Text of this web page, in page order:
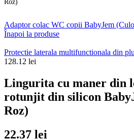
Adaptor colac WC copii BabyJem
Înapoi la produse
Protectie laterala multifunctionala din
128.12 lei
Lingurita cu maner din
rotunjit din silicon
Roz)
22.37 lei